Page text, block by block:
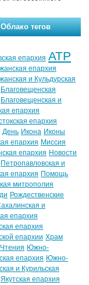
Облако тегов
епархия АТР
епархия
и Кульдурская
Благовещенская
Благовещенская и
епархия
епархия
День Икона Иконы
епархия Миссия
епархия Новости
Петропавловская и
епархия Помощь
митрополия
Рождественские
и
епархия
епархия
епархии Храм
Чтения Южно-
епархия Южно-
и Курильская
Якутская епархия